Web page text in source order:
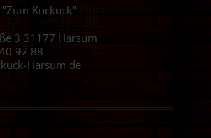
Kuckuck"
3 31177 Harsum
97 88
Harsum.de